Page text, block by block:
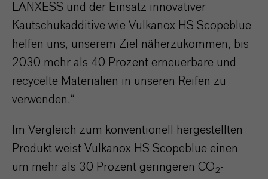
LANXESS und der Einsatz innovativer
Kautschukadditive wie Vulkanox HS Scopeblue
helfen uns, unserem Ziel näherzukommen, bis
2030 mehr als 40 Prozent erneuerbare und
recycelte Materialien in unseren Reifen zu
verwenden.“
Im Vergleich zum konventionell hergestellten
Produkt weist Vulkanox HS Scopeblue einen
um mehr als 30 Prozent geringeren CO 2-